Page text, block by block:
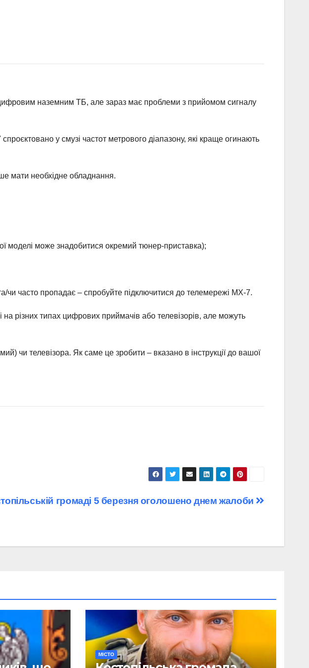
наземним ТБ, але зараз має проблеми з прийомом сигналу
у смузі частот метрового діапазону, які краще огинають
мати необхідне обладнання.
моделі може знадобитися окремий тюнер-приставка);
часто пропадає – спробуйте підключитися до телемережі МХ-7.
різних типах цифрових приймачів або телевізорів, але можуть
чи телевізора. Як саме це зробити – вказано в інструкції до вашої
громаді 5 березня оголошено днем жалоби
МІСТО